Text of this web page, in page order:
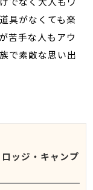
具がなくても楽
苦手な人もアウ
で素敵な思い出
ッジ・キャンプ